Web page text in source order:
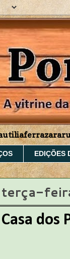
EDIÇÕES
terça-
Casa dos